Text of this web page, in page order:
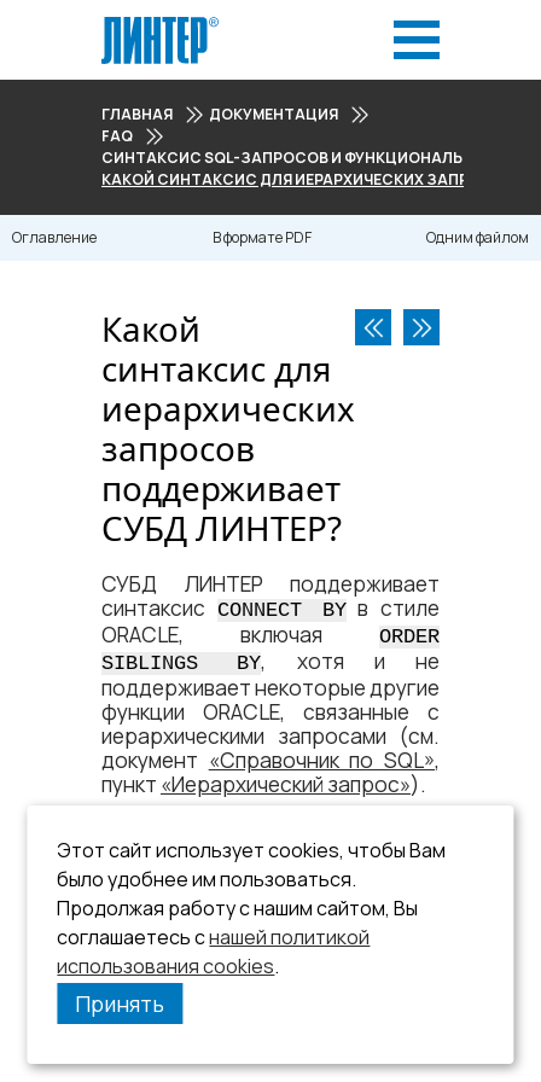
ГЛАВНАЯ
ДОКУМЕНТАЦИЯ
FAQ
СИНТАКСИС SQL-ЗАПРОСОВ И ФУНКЦИОНАЛЬНЫЕ
КАКОЙ СИНТАКСИС ДЛЯ ИЕРАРХИЧЕСКИХ ЗАПРОСОВ
Оглавление В формате PDF Одним файлом
Какой
синтаксис для
иерархических
запросов
поддерживает
СУБД ЛИНТЕР?
СУБД ЛИНТЕР поддерживает
синтаксис
CONNECT BYв стиле
ORACLE, включая
ORDER
SIBLINGS BY, хотя и не
поддерживает некоторые другие
функции ORACLE, связанные с
иерархическими запросами (см.
документ «Справочник по SQL»,
пункт «Иерархический запрос»).
Этот сайт использует cookies, чтобы Вам
было удобнее им пользоваться.
Продолжая работу с нашим сайтом, Вы
соглашаетесь снашей политикой
использования cookies.
Принять